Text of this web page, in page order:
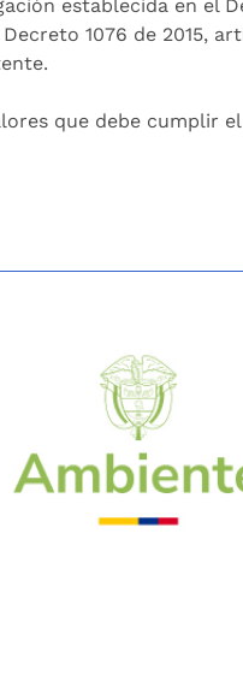
establecida en el
1076 de 2015,
que debe cumplir